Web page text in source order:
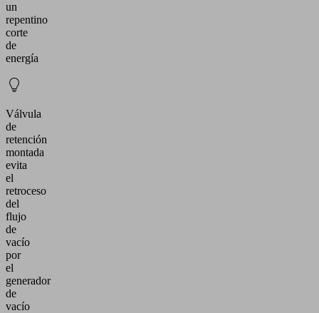
un
repentino
corte
de
energía
Válvula
de
retención
montada
evita
el
retroceso
del
flujo
de
vacío
por
el
generador
de
vacío